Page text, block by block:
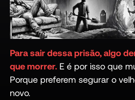
Para sair dessa prisão, algo
que morrer. E é por isso que
Porque preferem segurar o
novo.